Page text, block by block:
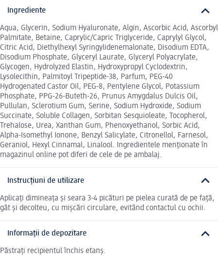
Ingrediente
Aqua, Glycerin, Sodium Hyaluronate, Algin, Ascorbic Acid, Ascorbyl
Palmitate, Betaine, Caprylic/Capric Triglyceride, Caprylyl Glycol,
Citric Acid, Diethylhexyl Syringylidenemalonate, Disodium EDTA,
Disodium Phosphate, Glyceryl Laurate, Glyceryl Polyacrylate,
Glycogen, Hydrolyzed Elastin, Hydroxypropyl Cyclodextrin,
Lysolecithin, Palmitoyl Tripeptide-38, Parfum, PEG-40
Hydrogenated Castor Oil, PEG-8, Pentylene Glycol, Potassium
Phosphate, PPG-26-Buteth-26, Prunus Amygdalus Dulcis Oil,
Pullulan, Sclerotium Gum, Serine, Sodium Hydroxide, Sodium
Succinate, Soluble Collagen, Sorbitan Sesquioleate, Tocopherol,
Trehalose, Urea, Xanthan Gum, Phenoxyethanol, Sorbic Acid,
Alpha-Isomethyl Ionone, Benzyl Salicylate, Citronellol, Farnesol,
Geraniol, Hexyl Cinnamal, Linalool. Ingredientele menționate în
magazinul online pot diferi de cele de pe ambalaj.
Instrucțiuni de utilizare
Aplicați dimineața și seara 3-4 picături pe pielea curată de pe față,
gât și decolteu, cu mișcări circulare, evitând contactul cu ochii.
Informații de depozitare
Păstrați recipientul închis etanș.